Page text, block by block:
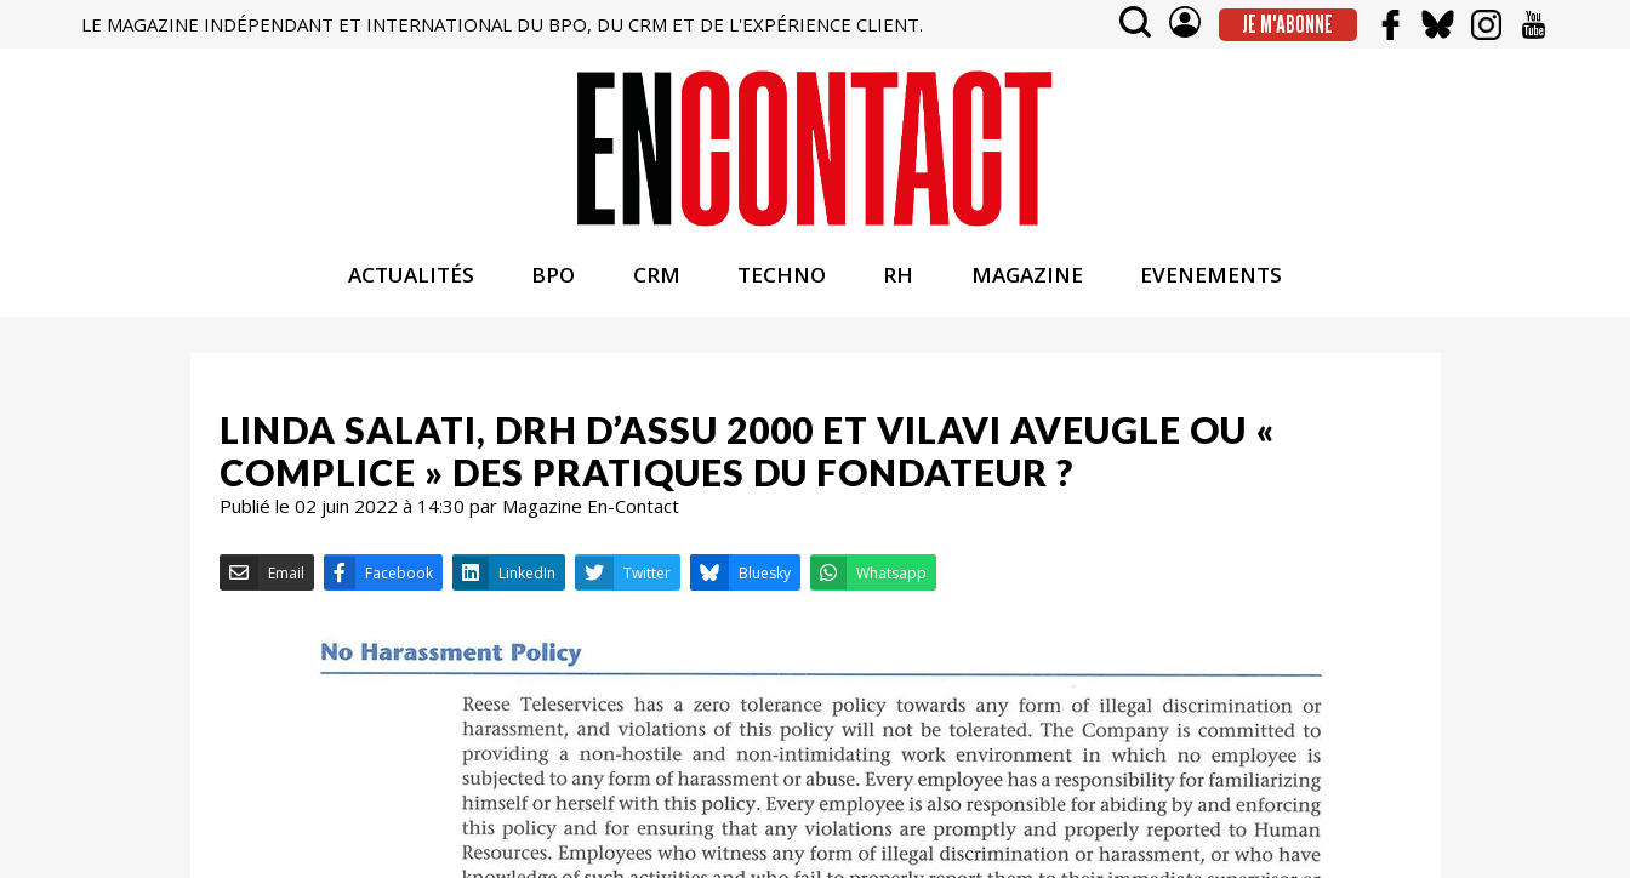
LE MAGAZINE INDÉPENDANT ET INTERNATIONAL DU BPO, DU CRM ET DE L'EXPÉRIENCE CLIENT. JE M'ABONNE
ACTUALITÉS BPO CRM TECHNO RH MAGAZINE EVENEMENTS
LINDA SALATI, DRH D’ASSU 2000 ET VILAVI AVEUGLE OU «
COMPLICE » DES PRATIQUES DU FONDATEUR ?
Publié le 02 juin 2022 à 14:30 par Magazine En-Contact
Facebook LinkedIn Twitter Bluesky Whatsapp